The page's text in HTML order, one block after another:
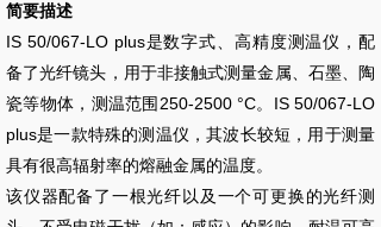
简要描述
IS 50/067-LOplus是数字式、高精度测温仪，配
备了光纤镜头，用于非接触式测量金属、石墨、陶
瓷等物体，测温范围250-2500 °C。IS 50/067-LO
plus是一款特殊的测温仪，其波长较短，用于测量
具有很高辐射率的熔融金属的温度。
该仪器配备了一根光纤以及一个可更换的光纤测